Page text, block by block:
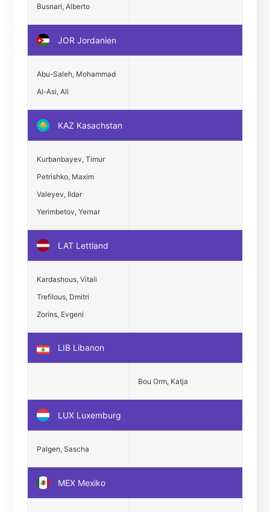
Busnari, Alberto
JOR Jordanien
Abu-Saleh, Mohammad
Al-Asi, Ali
KAZ Kasachstan
Kurbanbayev, Timur
Petrishko, Maxim
Valeyev, Ildar
Yerimbetov, Yernar
LAT Lettland
Kardashous, Vitali
Trefilous, Dmitri
Zorins, Evgeni
LIB Libanon
Bou Orm, Katja
LUX Luxemburg
Palgen, Sascha
MEX Mexiko